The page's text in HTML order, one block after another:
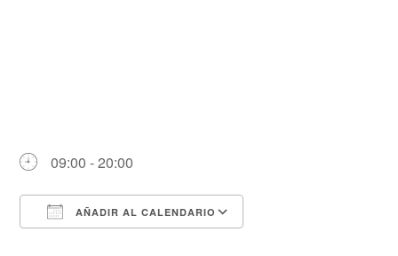
09:00 - 20:00
AÑADIR AL CALENDARIO